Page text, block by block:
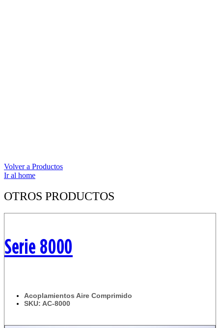
Volver a Productos
Ir al home
OTROS PRODUCTOS
Serie 8000
Acoplamientos Aire Comprimido
SKU: AC-8000